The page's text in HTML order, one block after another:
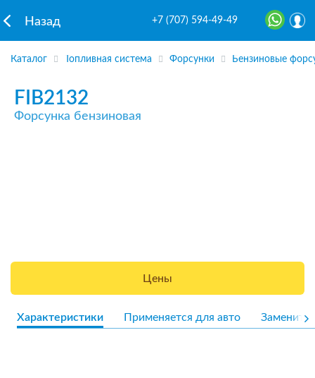
Назад +7 (707) 594-49-49
Каталог Топливная система Форсунки Бензиновые
FIB2132
Форсунка бензиновая
Цены
Характеристики Применяется для авто